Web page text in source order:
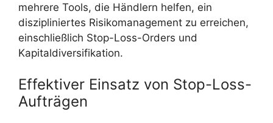
mehrere Tools, die Händlern helfen, ein
diszipliniertes Risikomanagement zu erreichen,
einschließlich Stop-Loss-Orders und
Kapitaldiversifikation.
Effektiver Einsatz von Stop-Loss-
Aufträgen